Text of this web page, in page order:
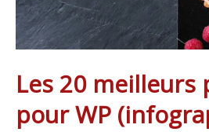
Les 20 meilleurs
pour WP